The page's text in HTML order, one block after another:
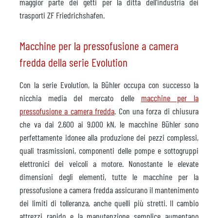
trasporti ZF Friedrichshafen.
Macchine per la pressofusione a camera
fredda della serie Evolution
Con la serie Evolution, la Bühler occupa con successo la
nicchia media del mercato delle macchine per la
pressofusione a camera fredda. Con una forza di chiusura
che va dai 2.600 ai 9.000 kN, le macchine Bühler sono
perfettamente idonee alla produzione dei pezzi complessi,
quali trasmissioni, componenti delle pompe e sottogruppi
elettronici dei veicoli a motore. Nonostante le elevate
dimensioni degli elementi, tutte le macchine per la
pressofusione a camera fredda assicurano il mantenimento
dei limiti di tolleranza, anche quelli più stretti. Il cambio